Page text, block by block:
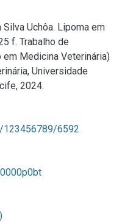
Silva Uchôa. Lipoma em
f. Trabalho de
em Medicina Veterinária)
Universidade
2024.
123456789/6592